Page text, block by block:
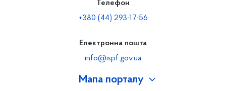
Мапа порталу
Телефон
+380 (44) 293-17-56
Електронна пошта
info@ispf.gov.ua